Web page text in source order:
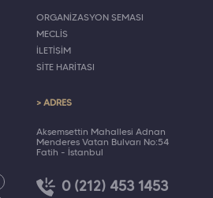
ORGANİZASYON ŞEMASI
MECLİS
İLETİŞİM
SİTE HARİTASI
> ADRES
Akşemsettin Mahallesi Adnan
Menderes Vatan Bulvarı No:54
Fatih - İstanbul
0 (212) 453 1453